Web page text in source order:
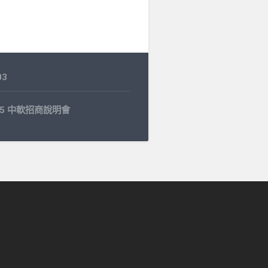
中軟招商說明會